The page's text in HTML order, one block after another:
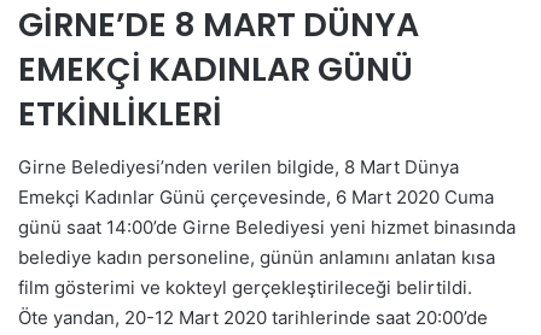
GİRNE’DE 8 MART DÜNYA
EMEKÇİ KADINLAR GÜNÜ
ETKİNLİKLERİ
Girne Belediyesi’nden verilen bilgide, 8 Mart Dünya
Emekçi Kadınlar Günü çerçevesinde, 6 Mart 2020 Cuma
günü saat 14:00’de Girne Belediyesi yeni hizmet binasında
belediye kadın personeline, günün anlamını anlatan kısa
film gösterimi ve kokteyl gerçekleştirileceği belirtildi.
Öte yandan, 20-12 Mart 2020 tarihlerinde saat 20:00’de